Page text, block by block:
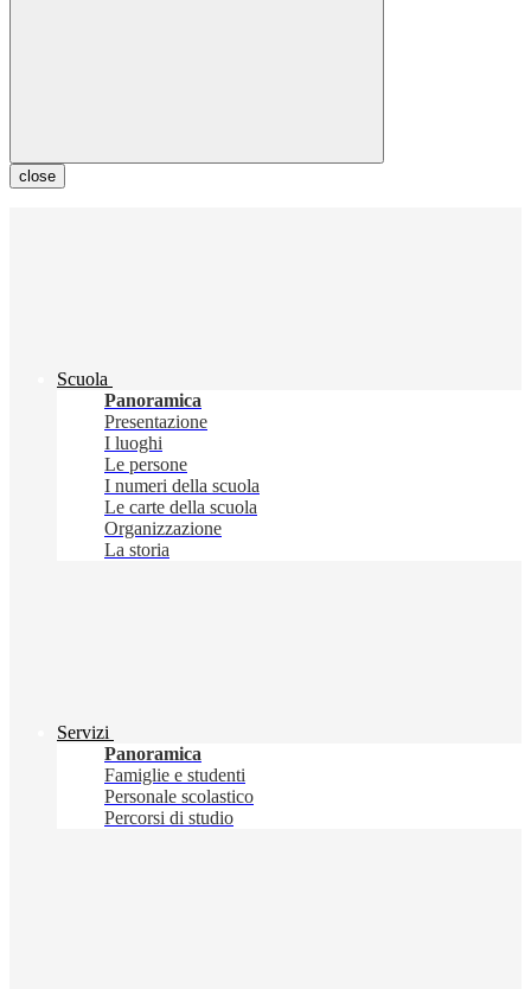
close
Scuola
Panoramica
Presentazione
I luoghi
Le persone
I numeri della scuola
Le carte della scuola
Organizzazione
La storia
Servizi
Panoramica
Famiglie e studenti
Personale scolastico
Percorsi di studio